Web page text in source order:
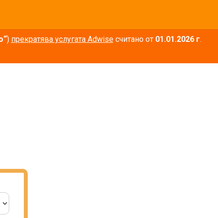
) прекратява услугата Adwiseсчитано от 01.01.2026 г.